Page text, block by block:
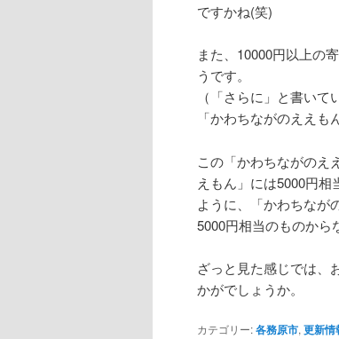
ですかね(笑)
また、10000円以上の
うです。
（「さらに」と書い
「かわちながのええ
この「かわちながのえ
えもん」には5000円
ように、「かわちなが
5000円相当のものから
ざっと見た感じでは、
かがでしょうか。
カテゴリー:各務原市,更新情